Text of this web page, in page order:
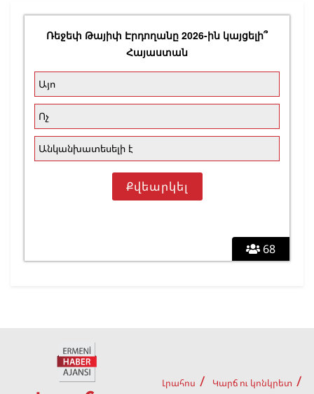
68
Ռեջեփ Թայիփ Էրդողանը 2026-ին կայցելի՞
Հայաստան
Այո
Ոչ
Անկանխատեսելի է
Լրահոս Կարճ ու կոնկրետ